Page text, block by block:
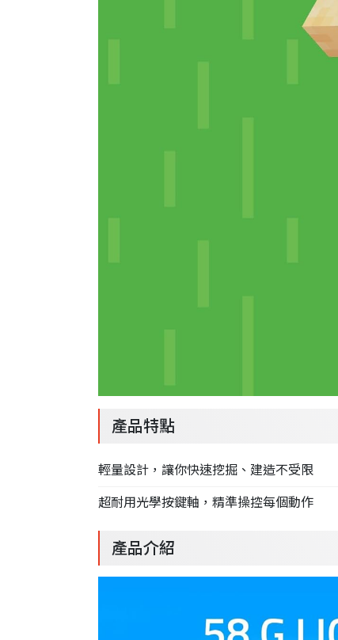
產品特點
輕量設計，讓你快速挖掘、建造不受限
超耐用光學按鍵軸，精準操控每個動作
產品介紹